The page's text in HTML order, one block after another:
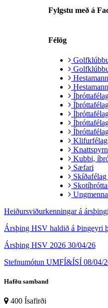
Fylgstu með á
Félög
Klifurfélag
Kubbi,
Sæfari
Heiðursviðurkenningar á
Ársþing HSV haldið á Þingeyri
Ársþing HSV 2026 30/04/26
Stefnumótun UMFÍ&ÍSÍ 08/04/
Hafðu samband
400 Ísafirði